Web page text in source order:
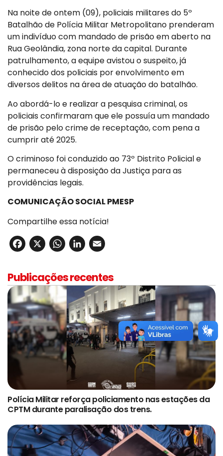
Na noite de ontem (09), policiais militares do 5º
Batalhão de Polícia Militar Metropolitano prenderam
um indivíduo com mandado de prisão em aberto na
Rua Geolândia, zona norte da capital. Durante
patrulhamento, a equipe avistou o suspeito, já
conhecido dos policiais por envolvimento em
diversos delitos na área de atuação do batalhão.
Ao abordá-lo e realizar a pesquisa criminal, os
policiais confirmaram que ele possuía um mandado
de prisão pelo crime de receptação, com pena a
cumprir até 2025.
O criminoso foi conduzido ao 73º Distrito Policial e
permaneceu à disposição da Justiça para as
providências legais.
COMUNICAÇÃO SOCIAL PMESP
Compartilhe essa notícia!
Facebook
X WhatsApp
LinkedIn
Publicações recentes
Polícia Militar reforça policiamento nas estações da
CPTM durante paralisação dos trens.